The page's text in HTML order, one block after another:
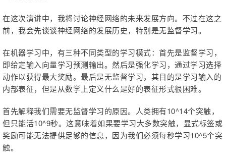
在这次演讲中，我将讨论神经网络的未来发展方向。不过在这之
前，我会先谈谈神经网络的发展历史，特别是无监督学习。
在机器学习中，有三种不同类型的学习模式：首先是监督学习，
即给定输入向量学习预测输出。 然后是强化学习，通过学习选择
动作以获得最大奖励。 最后是无监督学习，其目的是学习输入的
内部表征，但是从数学上定义什么是好的表征形式很困难。
首先解释我们需要无监督学习的原因。人类拥有10^14个突触，
但只能活10^9秒。这意味着如果要学习大多数突触，显式标签或
奖励可能无法提供足够的信息，因为我们必须每秒学习10^5个突
触。